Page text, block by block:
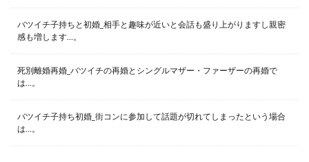
バツイチ子持ちと初婚_相手と趣味が近いと会話も盛り上がりますし親密
感も増します…。
死別離婚再婚_バツイチの再婚とシングルマザー・ファーザーの再婚で
は…。
バツイチ子持ち初婚_街コンに参加して話題が切れてしまったという場合
は…。